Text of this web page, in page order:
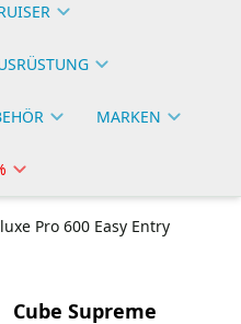
MARKEN
Pro 600 Easy Entry
Cube Supreme